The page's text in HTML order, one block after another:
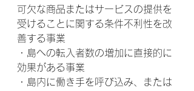
可欠な商品またはサービスの提供を
受けることに関する条件不利性を改
善する事業
・島への転入者数の増加に直接的に
効果がある事業
・島内に働き手を呼び込み、または